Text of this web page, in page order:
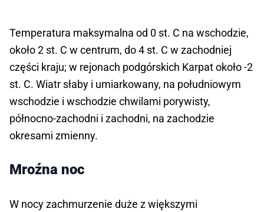
Temperatura maksymalna od 0 st. C na wschodzie,
około 2 st. C w centrum, do 4 st. C w zachodniej
części kraju; w rejonach podgórskich Karpat około -2
st. C. Wiatr słaby i umiarkowany, na południowym
wschodzie i wschodzie chwilami porywisty,
północno-zachodni i zachodni, na zachodzie
okresami zmienny.
Mroźna noc
W nocy zachmurzenie duże z większymi